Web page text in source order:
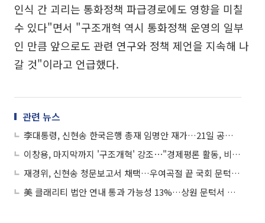
인식 간 괴리는 통화정책 파급경로에도 영향을 미칠
수 있다"면서 "구조개혁 역시 통화정책 운영의 일부
인 만큼 앞으로도 관련 연구와 정책 제언을 지속해 나
갈 것"이라고 언급했다.
관련 뉴스
李대통령, 신현송 한국은행 총재 임명안 재가…21일 공식 취임
이창용, 마지막까지 '구조개혁' 강조⋯"경제평론 활동, 비난 감수"
재경위, 신현송 청문보고서 채택…우여곡절 끝 국회 문턱 통과
美 클래리티 법안 연내 통과 가능성 13%…상원 문턱서 제동